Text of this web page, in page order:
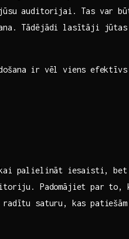
‍auditorijai. Tas var‍ būt
Tādējādi lasītāji
ir ⁣vēl viens⁤
palielināt⁣ iesaisti,
Padomājiet par ​to,
saturu, kas